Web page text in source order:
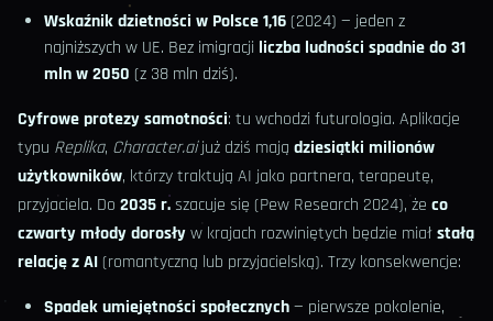
Wskaźnik dzietności w Polsce 1,16 (2024) — jeden z
najniższych w UE. Bez imigracji liczba ludności spadnie do 31
mln w 2050 (z 38 mln dziś).
Cyfrowe protezy samotności: tu wchodzi futurologia. Aplikacje
typu Replika, Character.aijuż dziś mają dziesiątki milionów
użytkowników, którzy traktują AI jako partnera, terapeutę,
przyjaciela. Do 2035 r.szacuje się (Pew Research 2024), że co
czwarty młody dorosływ krajach rozwiniętych będzie miałstałą
relację z AI (romantyczną lub przyjacielską). Trzy konsekwencje:
Spadek umiejętności społecznych— pierwsze pokolenie,